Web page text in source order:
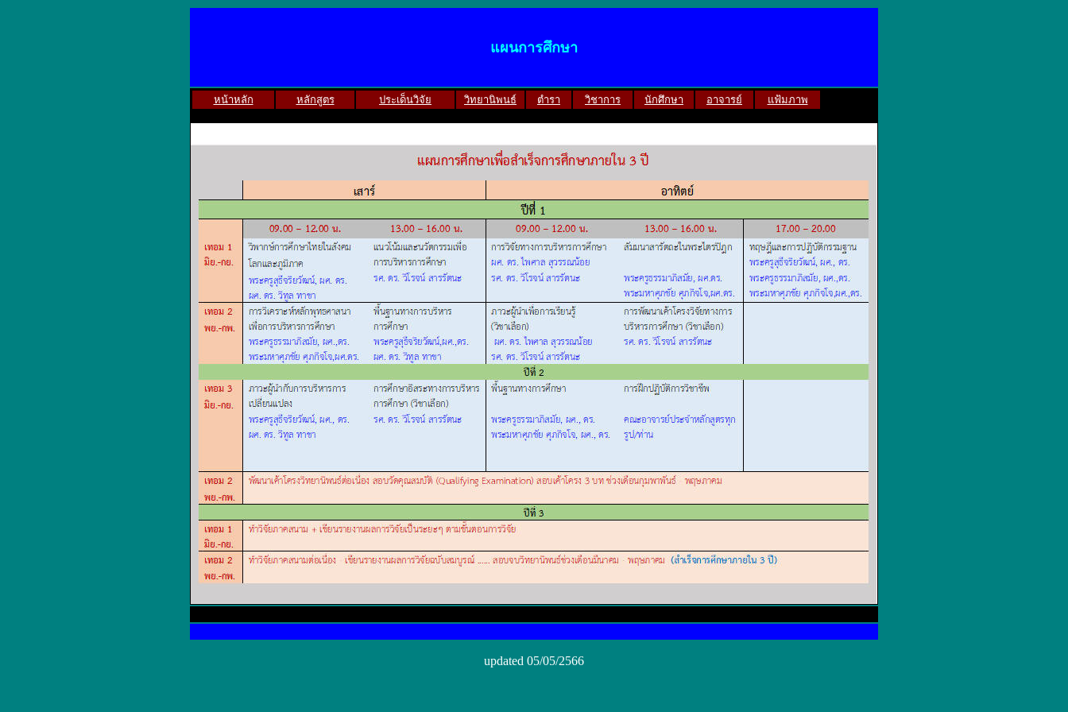
แผนการศึกษา
หน้าหลัก หลักสูตร ประเด็นวิจัย วิทยานิพนธ์ ตำรา วิชาการ นักศึกษา อาจารย์ แฟ้มภาพ
updated 05/05/2566